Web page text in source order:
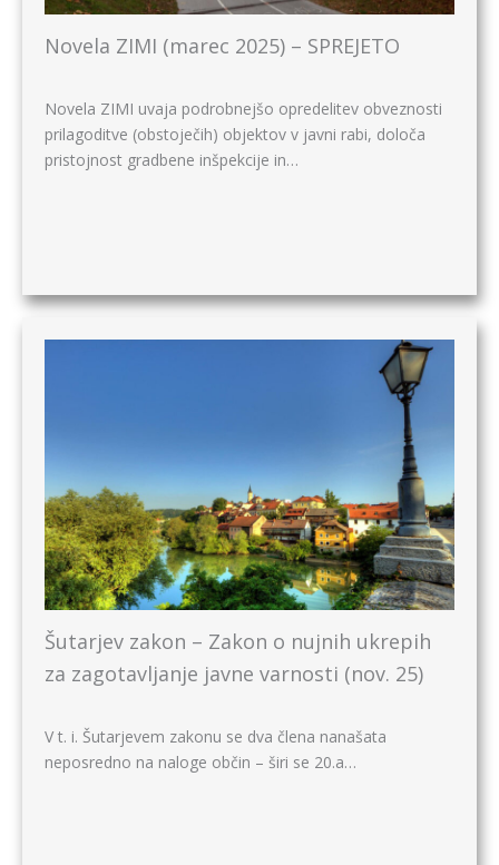
Novela ZIMI (marec 2025) – SPREJETO
Novela ZIMI uvaja podrobnejšo opredelitev obveznosti
prilagoditve (obstoječih) objektov v javni rabi, določa
pristojnost gradbene inšpekcije in…
Šutarjev zakon – Zakon o nujnih ukrepih
za zagotavljanje javne varnosti (nov. 25)
V t. i. Šutarjevem zakonu se dva člena nanašata
neposredno na naloge občin – širi se 20.a…